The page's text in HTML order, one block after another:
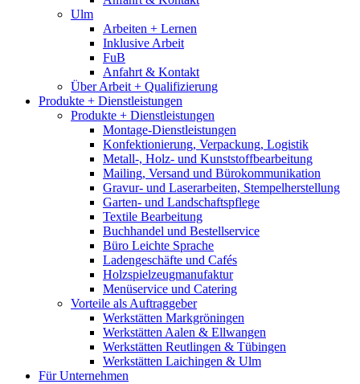
Ulm
Arbeiten + Lernen
Inklusive Arbeit
FuB
Anfahrt & Kontakt
Über Arbeit + Qualifizierung
Produkte + Dienstleistungen
Produkte + Dienstleistungen
Montage-Dienstleistungen
Konfektionierung, Verpackung, Logistik
Metall-, Holz- und Kunststoffbearbeitung
Mailing, Versand und Bürokommunikation
Gravur- und Laserarbeiten, Stempelherstellung
Garten- und Landschaftspflege
Textile Bearbeitung
Buchhandel und Bestellservice
Büro Leichte Sprache
Ladengeschäfte und Cafés
Holzspielzeugmanufaktur
Menüservice und Catering
Vorteile als Auftraggeber
Werkstätten Markgröningen
Werkstätten Aalen & Ellwangen
Werkstätten Reutlingen & Tübingen
Werkstätten Laichingen & Ulm
Für Unternehmen